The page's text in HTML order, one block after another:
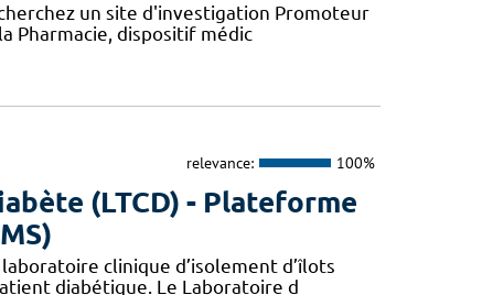
un site d'investigation Promoteur
Pharmacie, dispositif médic
relevance: 100%
(LTCD) - Plateforme
clinique d’isolement d’îlots
diabétique. Le Laboratoire d